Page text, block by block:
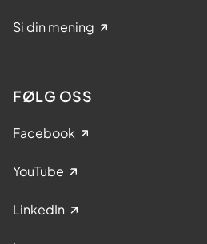
Si din mening
FØLG OSS
Facebook
YouTube
LinkedIn